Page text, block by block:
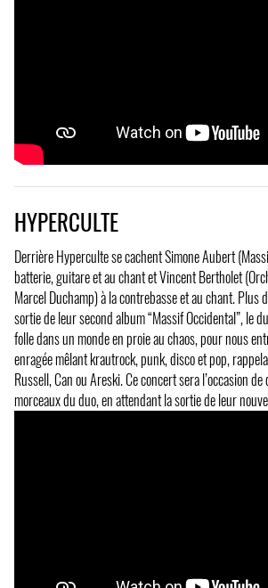
HYPERCULTE
Derrière Hyperculte se cachent Simone Aubert
batterie, guitare et au chant et Vincent Bertholet
Marcel Duchamp) à la contrebasse et au chant. Plus
sortie de leur second album “Massif Occidental”, le
folle dans un monde en proie au chaos, pour nous
enragée mêlant krautrock, punk, disco et pop,
Russell, Can ou Areski. Ce concert sera l’occasion
morceaux du duo, en attendant la sortie de leur